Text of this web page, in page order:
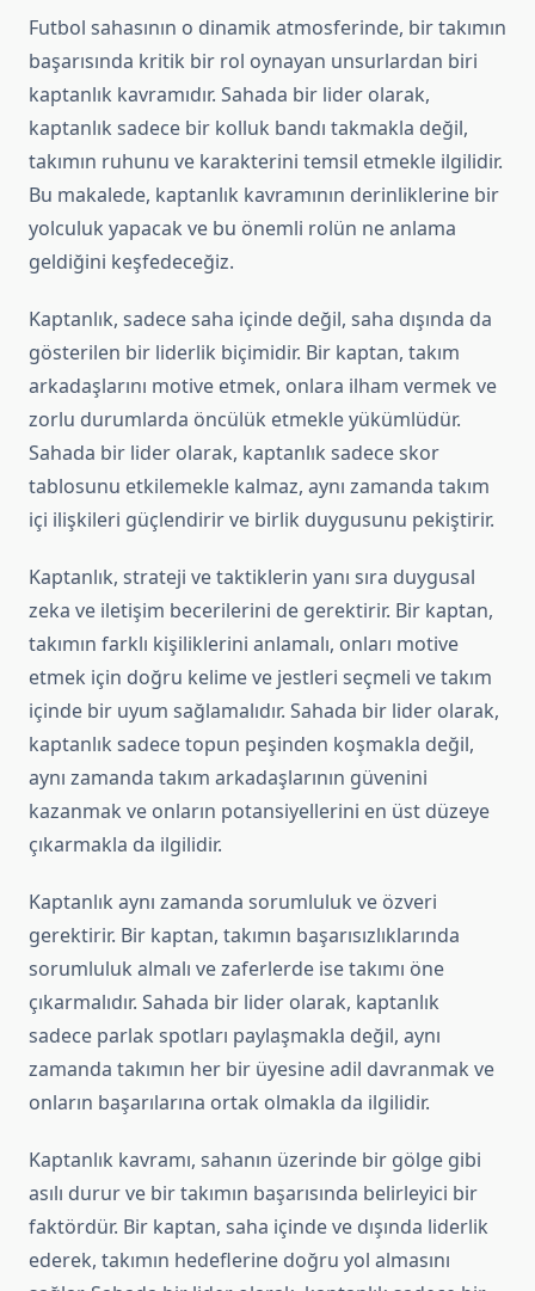
Futbol sahasının o dinamik atmosferinde, bir takımın
başarısında kritik bir rol oynayan unsurlardan biri
kaptanlık kavramıdır. Sahada bir lider olarak,
kaptanlık sadece bir kolluk bandı takmakla değil,
takımın ruhunu ve karakterini temsil etmekle ilgilidir.
Bu makalede, kaptanlık kavramının derinliklerine bir
yolculuk yapacak ve bu önemli rolün ne anlama
geldiğini keşfedeceğiz.
Kaptanlık, sadece saha içinde değil, saha dışında da
gösterilen bir liderlik biçimidir. Bir kaptan, takım
arkadaşlarını motive etmek, onlara ilham vermek ve
zorlu durumlarda öncülük etmekle yükümlüdür.
Sahada bir lider olarak, kaptanlık sadece skor
tablosunu etkilemekle kalmaz, aynı zamanda takım
içi ilişkileri güçlendirir ve birlik duygusunu pekiştirir.
Kaptanlık, strateji ve taktiklerin yanı sıra duygusal
zeka ve iletişim becerilerini de gerektirir. Bir kaptan,
takımın farklı kişiliklerini anlamalı, onları motive
etmek için doğru kelime ve jestleri seçmeli ve takım
içinde bir uyum sağlamalıdır. Sahada bir lider olarak,
kaptanlık sadece topun peşinden koşmakla değil,
aynı zamanda takım arkadaşlarının güvenini
kazanmak ve onların potansiyellerini en üst düzeye
çıkarmakla da ilgilidir.
Kaptanlık aynı zamanda sorumluluk ve özveri
gerektirir. Bir kaptan, takımın başarısızlıklarında
sorumluluk almalı ve zaferlerde ise takımı öne
çıkarmalıdır. Sahada bir lider olarak, kaptanlık
sadece parlak spotları paylaşmakla değil, aynı
zamanda takımın her bir üyesine adil davranmak ve
onların başarılarına ortak olmakla da ilgilidir.
Kaptanlık kavramı, sahanın üzerinde bir gölge gibi
asılı durur ve bir takımın başarısında belirleyici bir
faktördür. Bir kaptan, saha içinde ve dışında liderlik
ederek, takımın hedeflerine doğru yol almasını